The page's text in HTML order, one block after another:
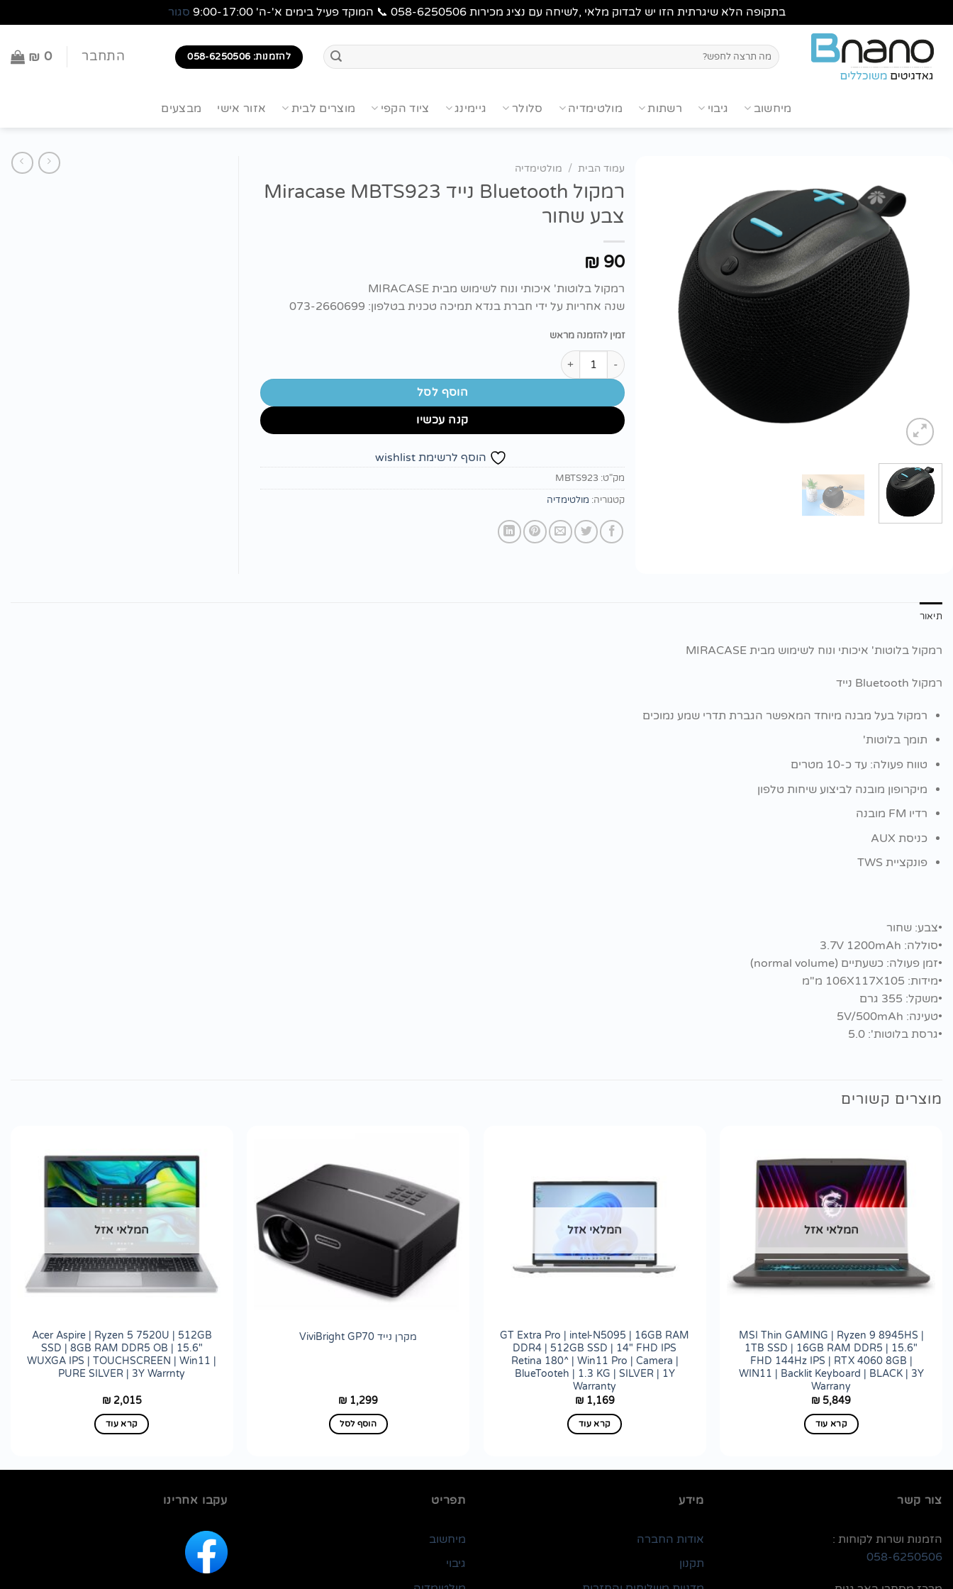
בתקופה הלא שיגרתית הזו יש לבדוק מלאי ,לשיחה עם נציג מכירות 058-6250506 📞 המוקד פעיל בימים א'-ה' 9:00-17:00
סגור
content
חיפוש
עבור:
להזמנות: 058-6250506 התחבר ₪ 0
מיחשוב גיבוי רשתות מולטימדיה סלולר גיימינג ציוד הקפי מוצרים לבית אזור אישי מבצעים
עמוד הבית / מולטימדיה
רמקול Bluetooth נייד Miracase MBTS923
צבע שחור
₪ 90
רמקול בלוטות' איכותי ונוח לשימוש מבית MIRACASE
שנה אחריות על ידי חברת בנדא תמיכה טכנית בטלפון: 073-2660699
זמין להזמנה מראש
כמות של רמקול Bluetooth נייד Miracase MBTS923 צבע שחור
הוסף לסל
קנה עכשיו
הוסף לרשימת wishlist
מק"ט: MBTS923
קטגוריה: מולטימדיה
תיאור
רמקול בלוטות' איכותי ונוח לשימוש מבית MIRACASE
רמקול Bluetooth נייד
רמקול בעל מבנה מיוחד המאפשר הגברת תדרי שמע נמוכים
תומך בלוטות'
טווח פעולה: עד כ-10 מטרים
מיקרופון מובנה לביצוע שיחות טלפון
רדיו FM מובנה
כניסת AUX
פונקציית TWS
•צבע: שחור
•סוללה: 3.7V 1200mAh
•זמן פעולה: כשעתיים (normal volume)
•מידות: 106X117X105 מ"מ
•משקל: 355 גרם
•טעינה: 5V/500mAh
•גרסת בלוטות': 5.0
מוצרים קשורים
המלאי אזל
MSI Thin GAMING | Ryzen 9 8945HS |
1TB SSD | 16GB RAM DDR5 | 15.6"
FHD 144Hz IPS | RTX 4060 8GB |
WIN11 | Backlit Keyboard | BLACK | 3Y
Warrany
₪ 5,849
קרא עוד
המלאי אזל
GT Extra Pro | intel-N5095 | 16GB RAM
DDR4 | 512GB SSD | 14" FHD IPS
Retina 180^ | Win11 Pro | Camera |
BlueTooteh | 1.3 KG | SILVER | 1Y
Warranty
₪1,169
קרא עוד
הוסף
לרשימת
wishlist
מקרן נייד ViviBright GP70
₪ 1,299
הוסף לסל
לרשימת
המלאי אזל
Acer Aspire | Ryzen 5 7520U | 512GB
SSD | 8GB RAM DDR5 OB | 15.6"
WUXGA IPS | TOUCHSCREEN | Win11 |
PURE SILVER | 3Y Warrnty
₪2,015
קרא עוד
צור קשר
הזמנות ושרות לקוחות :
058-6250506
מידע
אודות החברה
תקנון
תפריט
מיחשוב
גיבוי
עקבו אחרינו